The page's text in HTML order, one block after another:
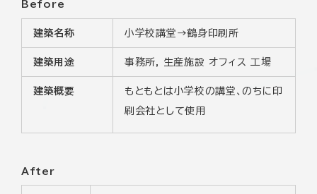
Before
建築名称 小学校講堂→鶴身印刷所
建築用途 事務所, 生産施設 オフィス 工場
建築概要
もともとは小学校の講堂、のちに印
刷会社として使用
After